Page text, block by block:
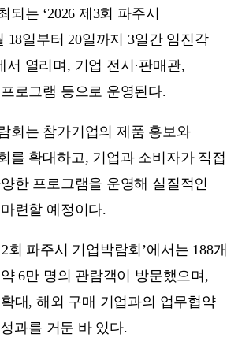
되는 ‘2026 제3회 파주시
18일부터 20일까지 3일간 임진각
서 열리며, 기업 전시·판매관,
로그램 등으로 운영된다.
회는 참가기업의 제품 홍보와
를 확대하고, 기업과 소비자가 직접
한 프로그램을 운영해 실질적인
련할 예정이다.
회 파주시 기업박람회’에서는 188개
6만 명의 관람객이 방문했으며,
대, 해외 구매 기업과의 업무협약
과를 거둔 바 있다.